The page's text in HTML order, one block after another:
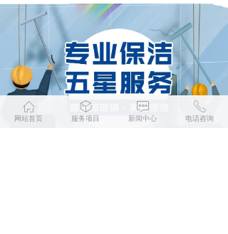
ꀇ
网站首页
ꁦ
服务项目
ꁳ
新闻中心
ꂅ
电话咨询